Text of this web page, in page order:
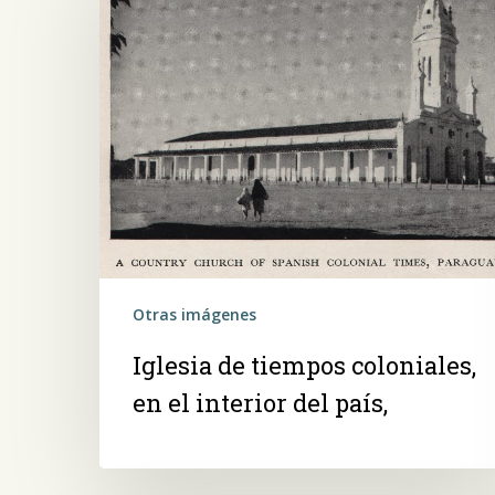
tiempos
coloniales,
en
interior
del
país,
Otras imágenes
Iglesia de tiempos coloniales,
en el interior del país,